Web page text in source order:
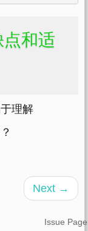
和适
理解
Next →
Issue Page